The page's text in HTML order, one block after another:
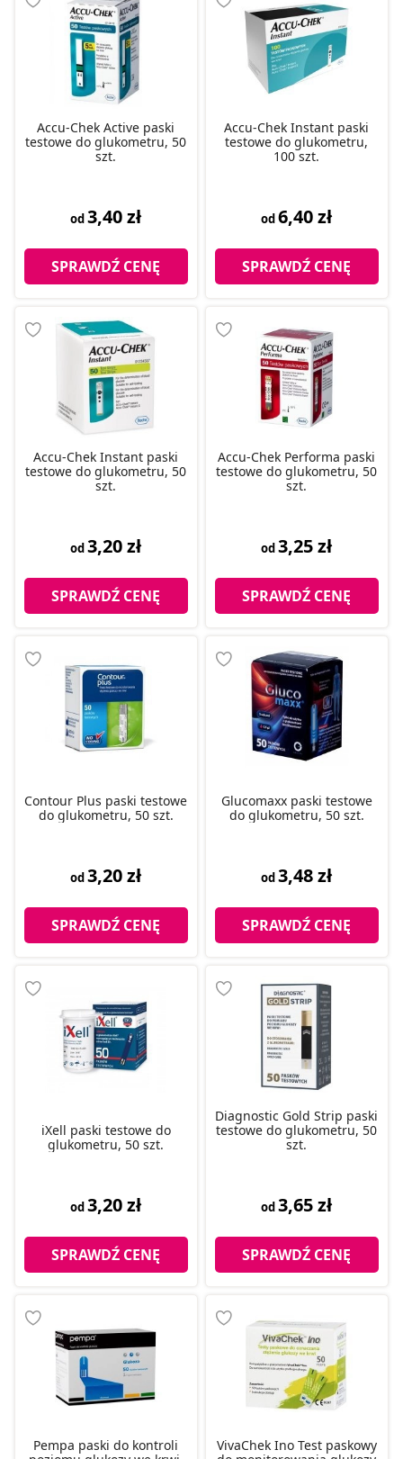
Accu-Chek Active paski
testowe do glukometru, 50
szt.
od3,40 zł
SPRAWDŹ CENĘ
Accu-Chek Instant paski
testowe do glukometru,
100 szt.
od6,40 zł
SPRAWDŹ CENĘ
Accu-Chek Instant paski
testowe do glukometru, 50
szt.
od3,20 zł
SPRAWDŹ CENĘ
Accu-Chek Performa paski
testowe do glukometru, 50
szt.
od3,25 zł
SPRAWDŹ CENĘ
Contour Plus paski testowe
do glukometru, 50 szt.
od3,20 zł
SPRAWDŹ CENĘ
Glucomaxx paski testowe
do glukometru, 50 szt.
od3,48 zł
SPRAWDŹ CENĘ
iXell paski testowe do
glukometru, 50 szt.
od3,20 zł
SPRAWDŹ CENĘ
Diagnostic Gold Strip paski
testowe do glukometru, 50
szt.
od3,65 zł
SPRAWDŹ CENĘ
Pempa paski do kontroli
VivaChek Ino Test paskowy